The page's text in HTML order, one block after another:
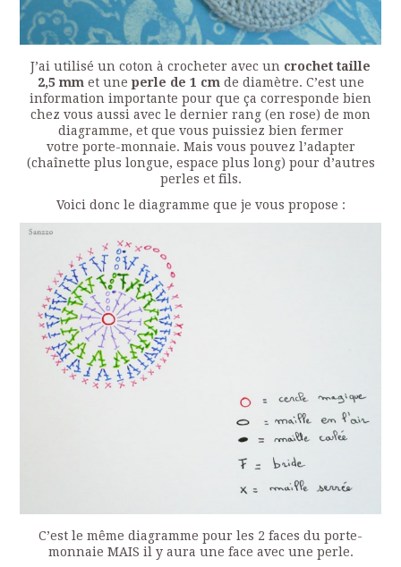
J’ai utilisé un coton à crocheter avec un crochet taille
2,5 mm et une perle de 1 cm de diamètre. C’est une
information importante pour que ça corresponde bien
chez vous aussi avec le dernier rang (en rose) de mon
diagramme, et que vous puissiez bien fermer
votre porte-monnaie. Mais vous pouvez l’adapter
(chaînette plus longue, espace plus long) pour d’autres
perles et fils.
Voici donc le diagramme que je vous propose :
C’est le même diagramme pour les 2 faces du porte-
monnaie MAIS il y aura une face avec une perle.